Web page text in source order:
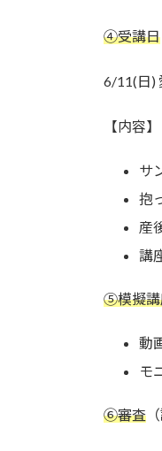
④受講日
6/11(日)
【内容】
サ
抱
産
講
⑤模擬講
動
モ
⑥審査